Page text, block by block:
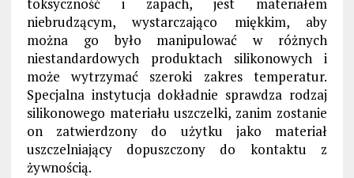
toksyczność i zapach, jest materiałem
niebrudzącym, wystarczająco miękkim, aby
można go było manipulować w różnych
niestandardowych produktach silikonowych i
może wytrzymać szeroki zakres temperatur.
Specjalna instytucja dokładnie sprawdza rodzaj
silikonowego materiału uszczelki, zanim zostanie
on zatwierdzony do użytku jako materiał
uszczelniający dopuszczony do kontaktu z
żywnością.